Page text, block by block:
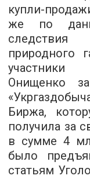
купли-
же по
следствия
природного
участники
Онищенко
Биржа,
получила за
в сумме 4
было
статьям